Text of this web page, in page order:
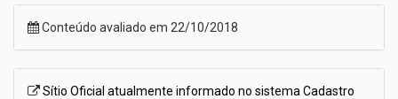
Conteúdo avaliado em 22/10/2018
Sítio Oficial atualmente informado no sistema Cadastro